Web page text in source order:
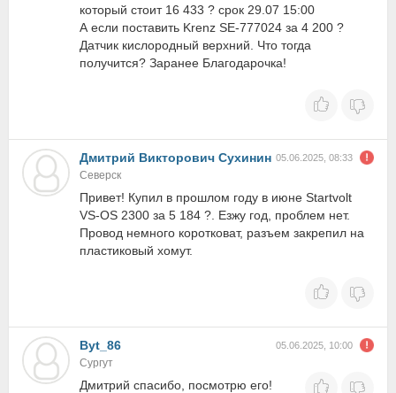
который стоит 16 433 ? срок 29.07 15:00
А если поставить Krenz SE-777024 за 4 200 ?
Датчик кислородный верхний. Что тогда
получится? Заранее Благодарочка!
Дмитрий Викторович Сухинин 05.06.2025, 08:33
Северск
Привет! Купил в прошлом году в июне Startvolt
VS-OS 2300 за 5 184 ?. Езжу год, проблем нет.
Провод немного коротковат, разъем закрепил на
пластиковый хомут.
Byt_86 05.06.2025, 10:00
Сургут
Дмитрий спасибо, посмотрю его!